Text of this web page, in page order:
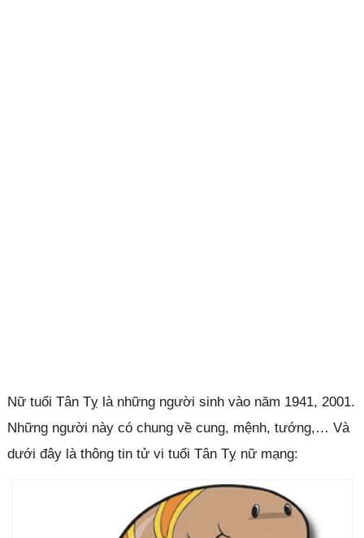
Nữ tuổi Tân Tỵ là những người sinh vào năm 1941, 2001.
Những người này có chung về cung, mệnh, tướng,… Và
dưới đây là thông tin tử vi tuổi Tân Tỵ nữ mạng: